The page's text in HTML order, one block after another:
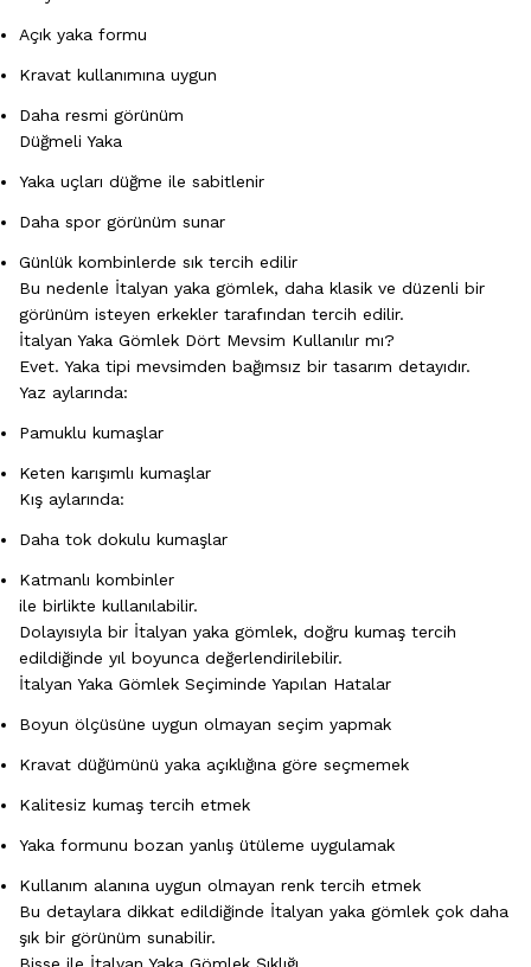
Açık yaka formu
Kravat kullanımına uygun
Daha resmi görünüm
Düğmeli Yaka
Yaka uçları düğme ile sabitlenir
Daha spor görünüm sunar
Günlük kombinlerde sık tercih edilir
Bu nedenle İtalyan yaka gömlek, daha klasik ve düzenli bir
görünüm isteyen erkekler tarafından tercih edilir.
İtalyan Yaka Gömlek Dört Mevsim Kullanılır mı?
Evet. Yaka tipi mevsimden bağımsız bir tasarım detayıdır.
Yaz aylarında:
Pamuklu kumaşlar
Keten karışımlı kumaşlar
Kış aylarında:
Daha tok dokulu kumaşlar
Katmanlı kombinler
ile birlikte kullanılabilir.
Dolayısıyla bir İtalyan yaka gömlek, doğru kumaş tercih
edildiğinde yıl boyunca değerlendirilebilir.
İtalyan Yaka Gömlek Seçiminde Yapılan Hatalar
Boyun ölçüsüne uygun olmayan seçim yapmak
Kravat düğümünü yaka açıklığına göre seçmemek
Kalitesiz kumaş tercih etmek
Yaka formunu bozan yanlış ütüleme uygulamak
Kullanım alanına uygun olmayan renk tercih etmek
Bu detaylara dikkat edildiğinde İtalyan yaka gömlek çok daha
şık bir görünüm sunabilir.